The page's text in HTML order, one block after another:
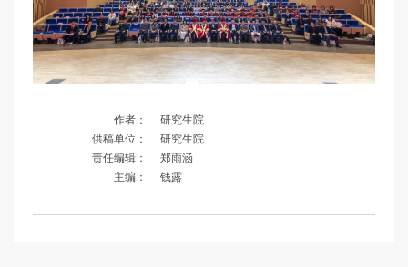
作者：
研究生院
供稿单位：
研究生院
责任编辑：
郑雨涵
主编：
钱露